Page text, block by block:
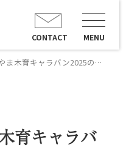
MENU
CONTACT
【木の国わかやま木育キャラバン2025のご案内】
育キャラバ